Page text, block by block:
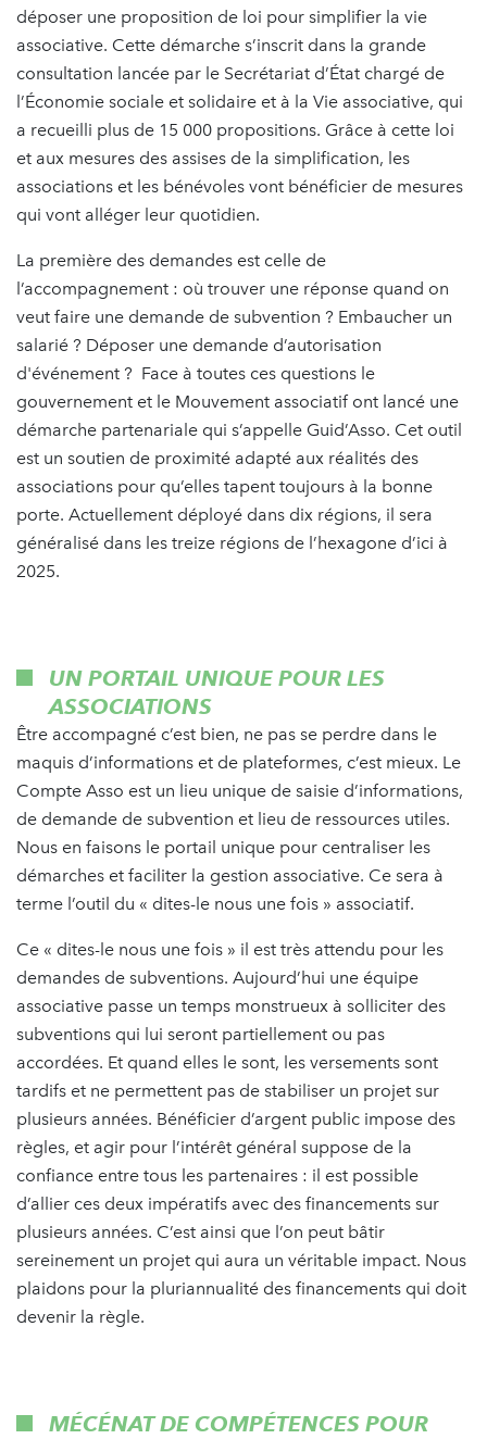
déposer une proposition de loi pour simplifier la vie
associative. Cette démarche s’inscrit dans la grande
consultation lancée par le Secrétariat d’État chargé de
l’Économie sociale et solidaire et à la Vie associative, qui
a recueilli plus de 15 000 propositions. Grâce à cette loi
et aux mesures des assises de la simplification, les
associations et les bénévoles vont bénéficier de mesures
qui vont alléger leur quotidien.
La première des demandes est celle de
l’accompagnement : où trouver une réponse quand on
veut faire une demande de subvention ? Embaucher un
salarié ? Déposer une demande d’autorisation
d'événement ? Face à toutes ces questions le
gouvernement et le Mouvement associatif ont lancé une
démarche partenariale qui s’appelle Guid’Asso. Cet outil
est un soutien de proximité adapté aux réalités des
associations pour qu’elles tapent toujours à la bonne
porte. Actuellement déployé dans dix régions, il sera
généralisé dans les treize régions de l’hexagone d’ici à
2025.
UN PORTAIL UNIQUE POUR LES
ASSOCIATIONS
Être accompagné c’est bien, ne pas se perdre dans le
maquis d’informations et de plateformes, c’est mieux. Le
Compte Asso est un lieu unique de saisie d’informations,
de demande de subvention et lieu de ressources utiles.
Nous en faisons le portail unique pour centraliser les
démarches et faciliter la gestion associative. Ce sera à
terme l’outil du « dites-le nous une fois » associatif.
Ce « dites-le nous une fois » il est très attendu pour les
demandes de subventions. Aujourd’hui une équipe
associative passe un temps monstrueux à solliciter des
subventions qui lui seront partiellement ou pas
accordées. Et quand elles le sont, les versements sont
tardifs et ne permettent pas de stabiliser un projet sur
plusieurs années. Bénéficier d’argent public impose des
règles, et agir pour l’intérêt général suppose de la
confiance entre tous les partenaires : il est possible
d’allier ces deux impératifs avec des financements sur
plusieurs années. C’est ainsi que l’on peut bâtir
sereinement un projet qui aura un véritable impact. Nous
plaidons pour la pluriannualité des financements qui doit
devenir la règle.
MÉCÉNAT DE COMPÉTENCES POUR